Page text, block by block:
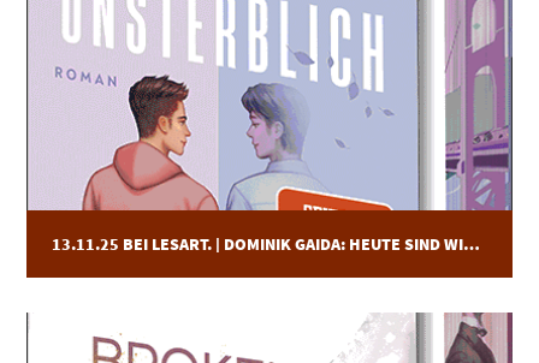
13.11.25 BEI LESART. | DOMINIK GAIDA: HEUTE SIND WIR UNSTERBLICH